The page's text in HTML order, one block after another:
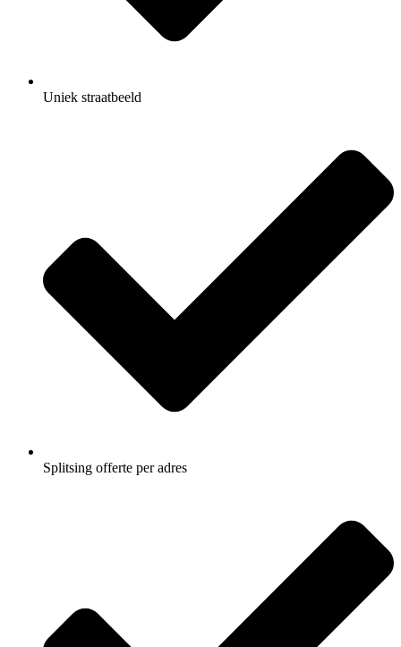
Uniek straatbeeld
Splitsing offerte per adres